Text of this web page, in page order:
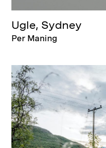
Ugle, Sydney
Per Maning